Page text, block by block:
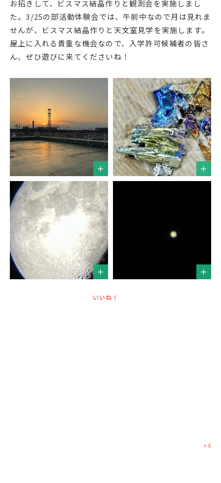
アクセス
お問い合わせ
English
プライバシーポリシー
お招きして、ビスマス結晶作りと観測会を実施しまし
た。3/25の部活動体験会では、午前中なので月は見れま
せんが、ビスマス結晶作りと天文室見学を実施します。
屋上に入れる貴重な機会なので、入学許可候補者の皆さ
ん、ぜひ遊びに来てくださいね！
いいね！
+4